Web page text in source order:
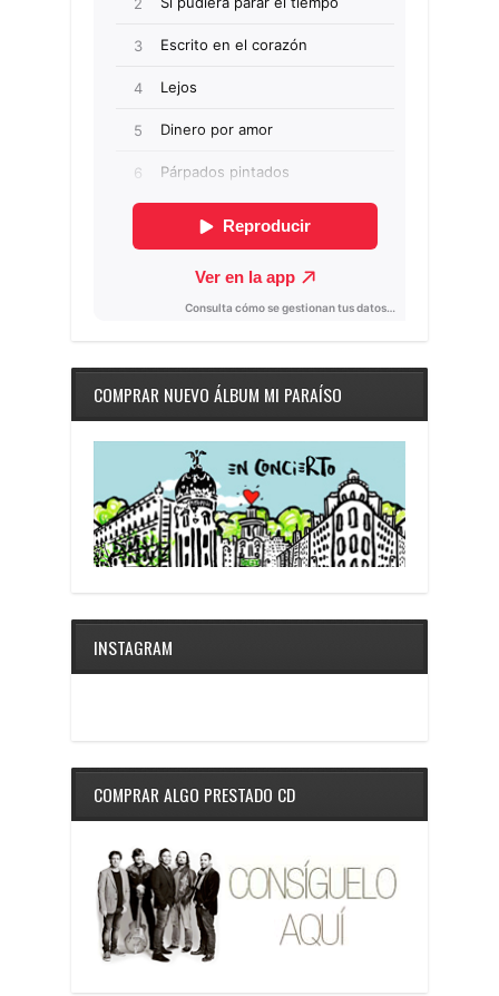
COMPRAR NUEVO ÁLBUM MI PARAÍSO
INSTAGRAM
COMPRAR ALGO PRESTADO CD